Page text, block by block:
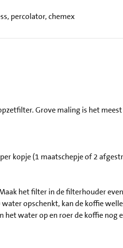
percolator, chemex
Grove maling is het
kopje (1 maatschepje of 2
het filter in de filterhouder
opschenkt, kan de koffie
het water op en roer de koffie nog